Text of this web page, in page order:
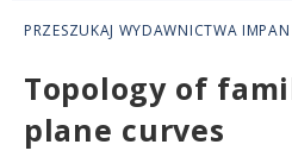
PRZESZUKAJ WYDAWNICTWA IMPAN
Topology of
plane curves